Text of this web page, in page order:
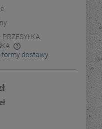
PRZESYŁKA
kosztów płatności
formy dostawy